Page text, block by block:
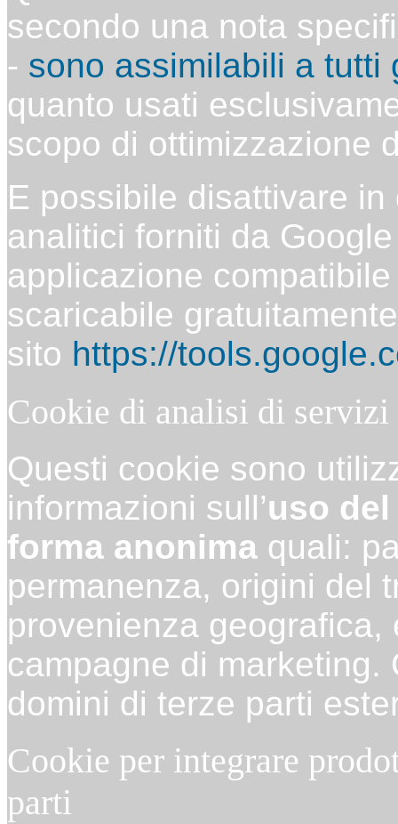
secondo una nota
- sono assimilabili a tutti
quanto usati
scopo di ottimizzazione
E possibile disattivare
analitici forniti da
applicazione
scaricabile
sito https://
Cookie di analisi di
Questi cookie sono
informazioni sull’uso
forma anonima quali:
permanenza, origini del
provenienza
campagne di
domini di terze parti
Cookie per integrare
parti